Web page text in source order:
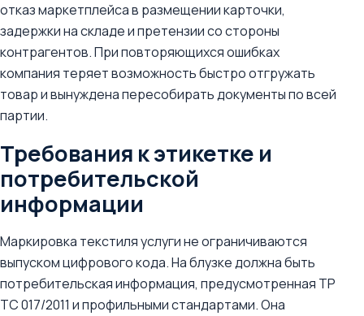
отказ маркетплейса в размещении карточки,
задержки на складе и претензии со стороны
контрагентов. При повторяющихся ошибках
компания теряет возможность быстро отгружать
товар и вынуждена пересобирать документы по всей
партии.
Требования к этикетке и
потребительской
информации
Маркировка текстиля услуги не ограничиваются
выпуском цифрового кода. На блузке должна быть
потребительская информация, предусмотренная ТР
ТС 017/2011 и профильными стандартами. Она